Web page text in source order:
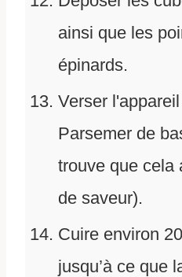
ainsi que les
épinards.
Verser
Parsemer de
trouve que cela
de saveur).
Cuire environ
jusqu’à ce que